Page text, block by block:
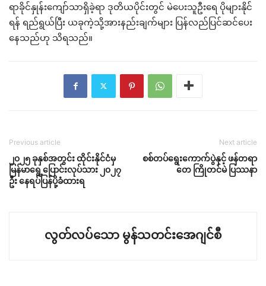
ရာခိုင်နှုန်းကျော်သာရှိခဲ့ရာ ဒုတိယပိုင်းတွင် မဲပေးသူဦးရေ ပိုများနိုင်
ရန် ရည်ရွယ်ပြီး ယခုကဲ့သို့အားနည်းချက်များ ပြန်လည်ပြင်ဆင်ပေး
နေသည်ဟု သိရသည်။
Previous article
၂၀၂၅ ခုနှစ်အတွင်း ထိုင်းနိုင်ငံမှ
မြန်မာရွေ့ပြောင်းလုပ်သား ၂၀၂၇
ဦး နေရပ်ပြန်ပို့ခံထားရ
Next article
စစ်တပ်ရွေးကောက်ပွဲနှင့် ဖန်တရာ
တေ ကြိုတင်မဲ ပြဿနာ
လွတ်လပ်သော မွန်သတင်းအေဂျင်စီ